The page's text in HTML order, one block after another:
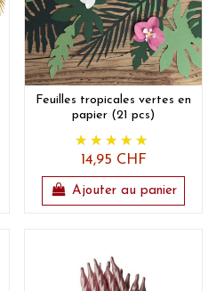
Feuilles tropicales vertes en
papier (21 pcs)
14,95 CHF
Ajouter au panier